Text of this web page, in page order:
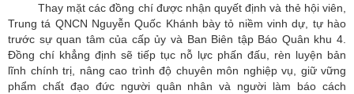
Thay mặt các đồng chí được nhận quyết định và thẻ hội viên,
Trung tá QNCN Nguyễn Quốc Khánh bày tỏ niềm vinh dự, tự hào
trước sự quan tâm của cấp ủy và Ban Biên tập Báo Quân khu 4.
Đồng chí khẳng định sẽ tiếp tục nỗ lực phấn đấu, rèn luyện bản
lĩnh chính trị, nâng cao trình độ chuyên môn nghiệp vụ, giữ vững
phẩm chất đạo đức người quân nhân và người làm báo cách